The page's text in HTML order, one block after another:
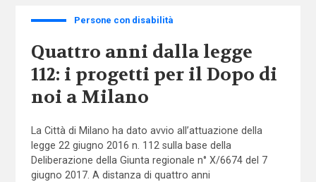
Persone con disabilità
Quattro anni dalla legge
112: i progetti per il Dopo di
noi a Milano
La Città di Milano ha dato avvio all’attuazione della
legge 22 giugno 2016 n. 112 sulla base della
Deliberazione della Giunta regionale n° X/6674 del 7
giugno 2017. A distanza di quattro anni